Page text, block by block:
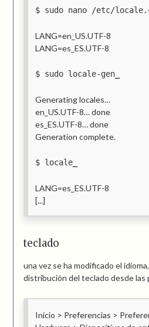
sudo nano /etc/
LANG=en_US.UTF-8
LANG=es_ES.UTF-8
sudo locale-gen
Generating locales…
en_US.UTF-8… done
es_ES.UTF-8… done
Generation complete.
locale
LANG=es_ES.UTF-8
[...]
teclado
una vez se ha modificado el
distribución del teclado desde las
Inicio > Preferencias >